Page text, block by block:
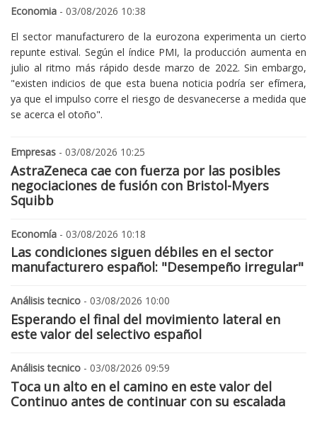
Economia - 03/08/2026 10:38
El sector manufacturero de la eurozona experimenta un cierto
repunte estival. Según el índice PMI, la producción aumenta en
julio al ritmo más rápido desde marzo de 2022. Sin embargo,
"existen indicios de que esta buena noticia podría ser efímera,
ya que el impulso corre el riesgo de desvanecerse a medida que
se acerca el otoño".
Empresas - 03/08/2026 10:25
AstraZeneca cae con fuerza por las posibles
negociaciones de fusión con Bristol-Myers
Squibb
Economía - 03/08/2026 10:18
Las condiciones siguen débiles en el sector
manufacturero español: "Desempeño irregular"
Análisis tecnico - 03/08/2026 10:00
Esperando el final del movimiento lateral en
este valor del selectivo español
Análisis tecnico - 03/08/2026 09:59
Toca un alto en el camino en este valor del
Continuo antes de continuar con su escalada